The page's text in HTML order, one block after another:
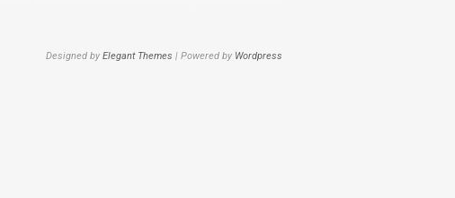
Designed by Elegant Themes | Powered by Wordpress